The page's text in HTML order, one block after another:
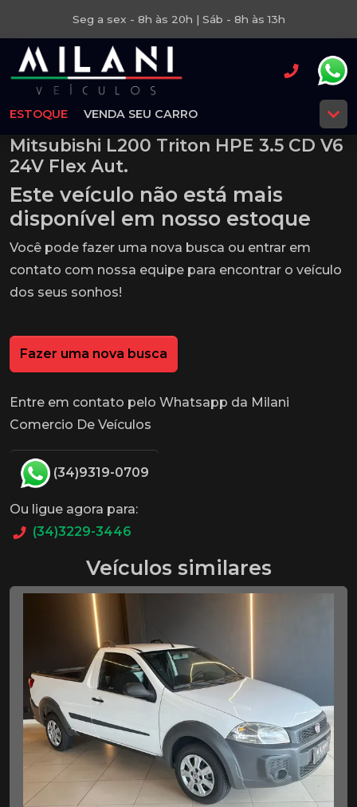
Seg a sex - 8h às 20h | Sáb - 8h às 13h
ESTOQUE VENDA SEU CARRO
Mitsubishi L200 Triton HPE 3.5 CD V6
24V Flex Aut.
Este veículo não está mais
disponível em nosso estoque
Você pode fazer uma nova busca ou entrar em
contato com nossa equipe para encontrar o veículo
dos seus sonhos!
Fazer uma nova busca
Entre em contato pelo Whatsapp da Milani
Comercio De Veículos
(34)9319-0709
Ou ligue agora para:
(34)3229-3446
Veículos similares